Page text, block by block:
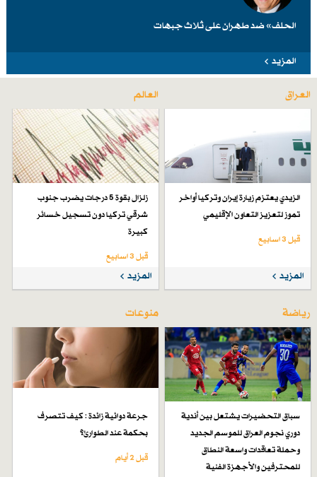
الحلف» ضد طهرانَ على ثلاث جبهات
المزيد
العراق
الزيدي يعتزم زيارة إيران وتركيا أواخر
تموز لتعزيز التعاون الإقليمي
قبل 3 اسابیع
المزيد
العالم
زلزال بقوة 5 درجات يضرب جنوب
شرقي تركيا دون تسجيل خسائر
كبيرة
قبل 3 اسابیع
المزيد
رياضة
سباق التحضيرات يشتعل بين أندية
دوري نجوم العراق للموسم الجديد
وحملة تعاقدات واسعة النطاق
للمحترفين والأجهزة الفنية
منوعات
جرعة دوائية زائدة : كيف تتصرف
بحكمة عند الطوارئ؟
قبل 2 أيام